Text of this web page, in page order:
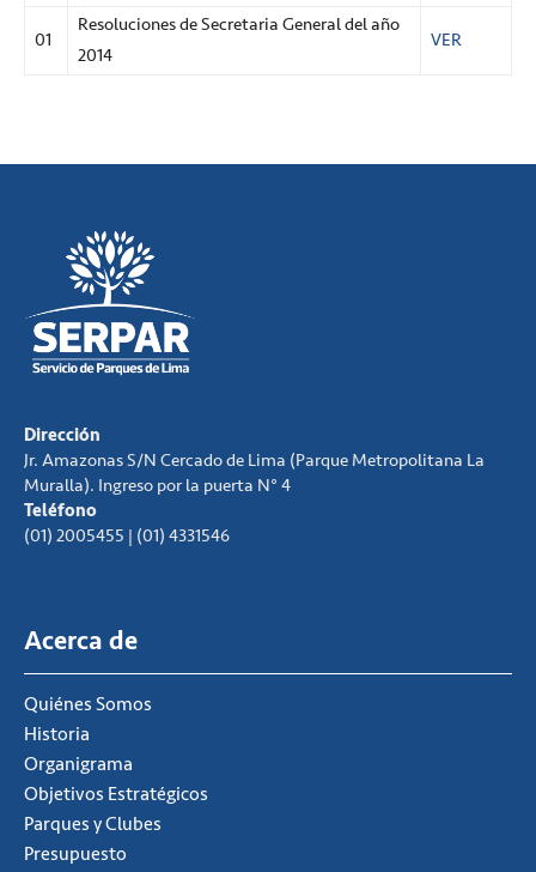
01
Resoluciones de Secretaria General del año
2014
VER
Dirección
Jr. Amazonas S/N Cercado de Lima (Parque Metropolitana La
Muralla). Ingreso por la puerta N° 4
Teléfono
(01) 2005455 | (01) 4331546
Acerca de
Quiénes Somos
Historia
Organigrama
Objetivos Estratégicos
Parques y Clubes
Presupuesto